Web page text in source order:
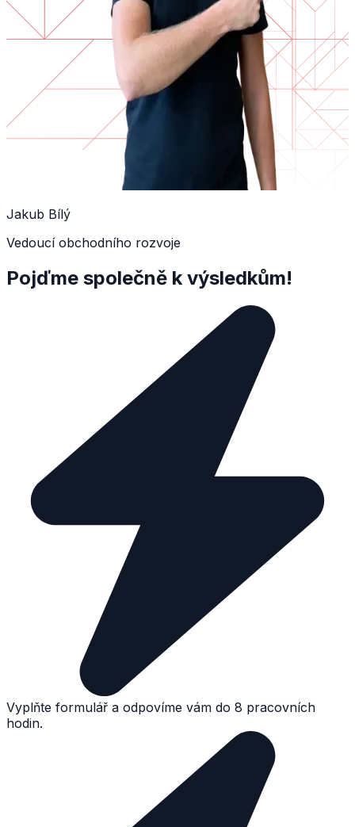
Jakub Bílý
Vedoucí obchodního rozvoje
Pojďme společně k výsledkům!
Vyplňte formulář a odpovíme vám do 8 pracovních
hodin.